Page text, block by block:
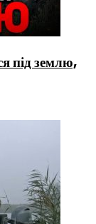
під землю,